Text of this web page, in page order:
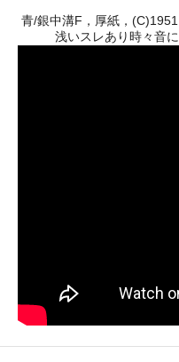
青/銀中溝F，厚紙，
浅いスレあり時々音